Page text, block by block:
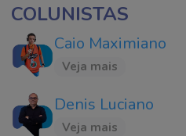
COLUNISTAS
Caio Maximiano
Veja mais
Denis Luciano
Veja mais